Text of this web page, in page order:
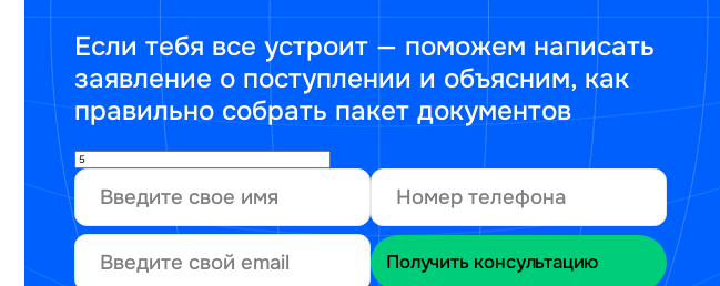
Если тебя все устроит — поможем написать
заявление о поступлении и объясним, как
правильно собрать пакет документов